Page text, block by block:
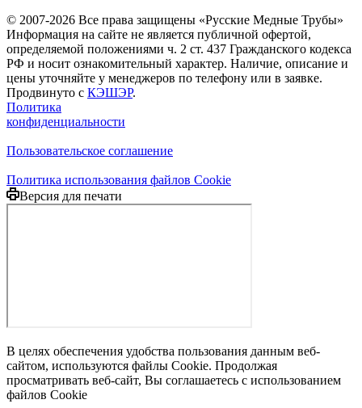
© 2007-2026 Все права защищены «Русские Медные Трубы»
Информация на сайте не является публичной офертой,
определяемой положениями ч. 2 ст. 437 Гражданского кодекса
РФ и носит ознакомительный характер. Наличие, описание и
цены уточняйте у менеджеров по телефону или в заявке.
Продвинуто с КЭШЭР.
Политика
конфиденциальности
Пользовательское соглашение
Политика использования файлов Cookie
Версия для печати
В целях обеспечения удобства пользования данным веб-
сайтом, используются файлы Cookie. Продолжая
просматривать веб-сайт, Вы соглашаетесь с использованием
файлов Cookie